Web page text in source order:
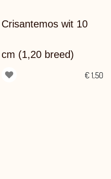
Crisantemos wit 10
cm (1,20 breed)
€ 1,50